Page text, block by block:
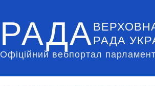
РАДА РАДА
Офіційний вебпортал